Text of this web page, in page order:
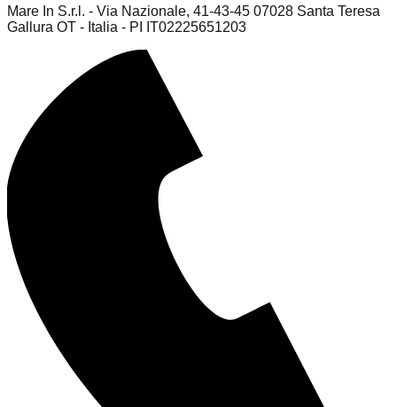
Mare In S.r.l. - Via Nazionale, 41-43-45 07028 Santa Teresa
Gallura OT - Italia - PI IT02225651203